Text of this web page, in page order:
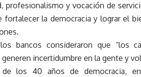
profesionalismo y vocación de
fortalecer la democracia y lograr el
bancos consideraron que “los
incertidumbre en la gente y
los 40 años de democracia,